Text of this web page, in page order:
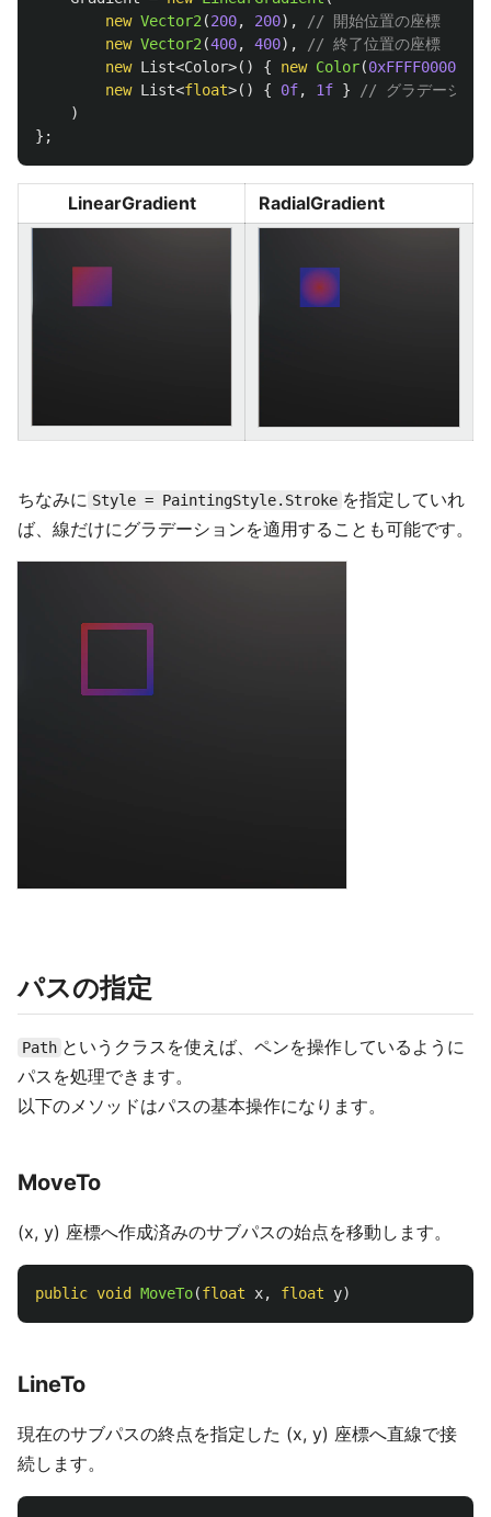
new Vector2 (200, 200),
// 開始位置の座標
new Vector2 (400, 400),
// 終了位置の座標
new List<Color>() { new Color(0xFFFF0000
new List<float>() { 0f, 1f }
// グラデーショ
)
};
LinearGradient RadialGradient
ちなみに Style = PaintingStyle.Stroke を指定していれ
ば、線だけにグラデーションを適用することも可能です。
パスの指定
Path というクラスを使えば、ペンを操作しているように
パスを処理できます。
以下のメソッドはパスの基本操作になります。
MoveTo
(x, y) 座標へ作成済みのサブパスの始点を移動します。
public void MoveTo(float x, float y)
LineTo
現在のサブパスの終点を指定した (x, y) 座標へ直線で接
続します。